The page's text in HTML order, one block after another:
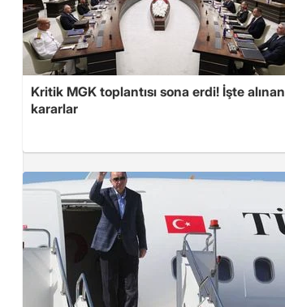
Kritik MGK toplantısı sona erdi! İşte alınan
kararlar